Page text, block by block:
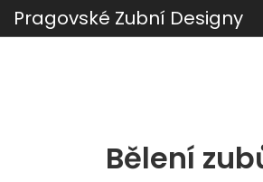
Pragovské Zubní Designy
Bělení